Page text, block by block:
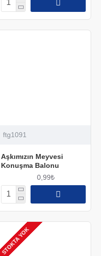
ftg1091
Aşkımızın Meyvesi
Konuşma Balonu
0,99₺
STOKTA YOK